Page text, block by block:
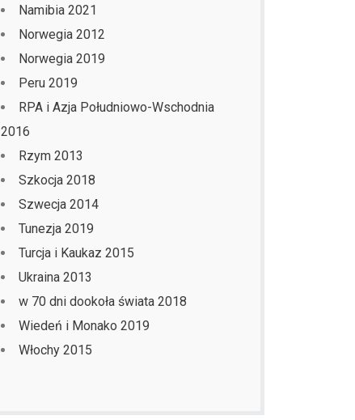
Namibia 2021
Norwegia 2012
Norwegia 2019
Peru 2019
RPA i Azja Południowo-Wschodnia
2016
Rzym 2013
Szkocja 2018
Szwecja 2014
Tunezja 2019
Turcja i Kaukaz 2015
Ukraina 2013
w 70 dni dookoła świata 2018
Wiedeń i Monako 2019
Włochy 2015